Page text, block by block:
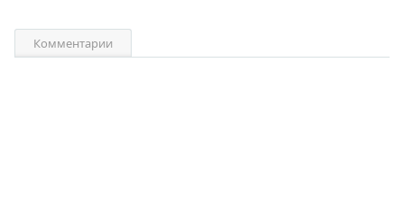
Комментарии